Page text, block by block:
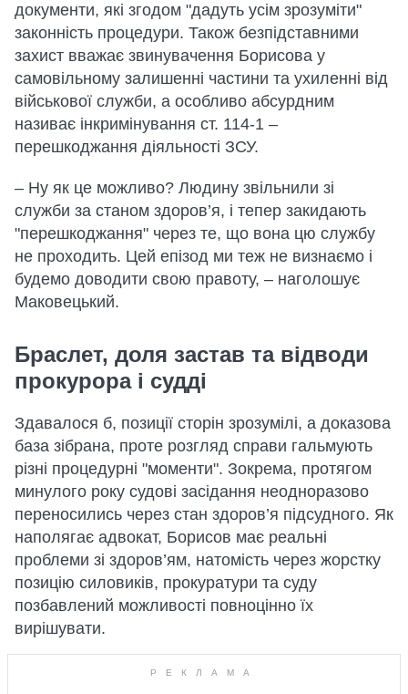
документи, які згодом "дадуть усім зрозуміти"
законність процедури. Також безпідставними
захист вважає звинувачення Борисова у
самовільному залишенні частини та ухиленні від
військової служби, а особливо абсурдним
називає інкримінування ст. 114-1 –
перешкоджання діяльності ЗСУ.
– Ну як це можливо? Людину звільнили зі
служби за станом здоров’я, і тепер закидають
"перешкоджання" через те, що вона цю службу
не проходить. Цей епізод ми теж не визнаємо і
будемо доводити свою правоту, – наголошує
Маковецький.
Браслет, доля застав та відводи
прокурора і судді
Здавалося б, позиції сторін зрозумілі, а доказова
база зібрана, проте розгляд справи гальмують
різні процедурні "моменти". Зокрема, протягом
минулого року судові засідання неодноразово
переносились через стан здоров’я підсудного. Як
наполягає адвокат, Борисов має реальні
проблеми зі здоров’ям, натомість через жорстку
позицію силовиків, прокуратури та суду
позбавлений можливості повноцінно їх
вирішувати.